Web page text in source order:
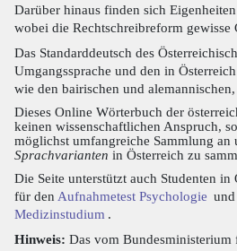
Darüber hinaus finden sich
wobei die Rechtschreibreform gewisse
Das Standarddeutsch des
Umgangssprache und den in
wie den bairischen und
Dieses Online Wörterbuch der
keinen wissenschaftlichen Anspruch,
möglichst umfangreiche Sammlung an
Sprachvarianten in Österreich zu
Die Seite unterstützt auch Studenten in
für den Aufnahmetest Psychologie
Medizinstudium .
Hinweis: Das vom